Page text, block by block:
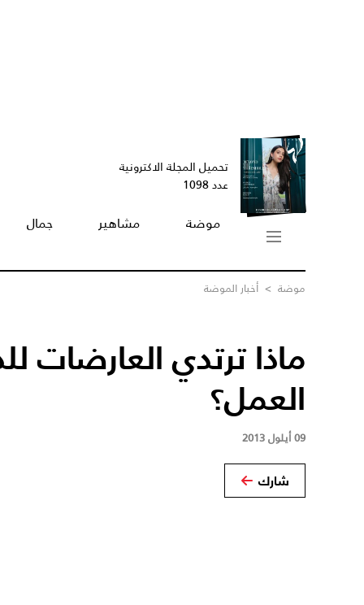
تحميل المجلة الاكترونية
عدد 1098
موضة مشاهير جمال
موضة > أخبار الموضة
ماذا ترتدي العارضات
العمل؟
09 أيلول 2013
شارك